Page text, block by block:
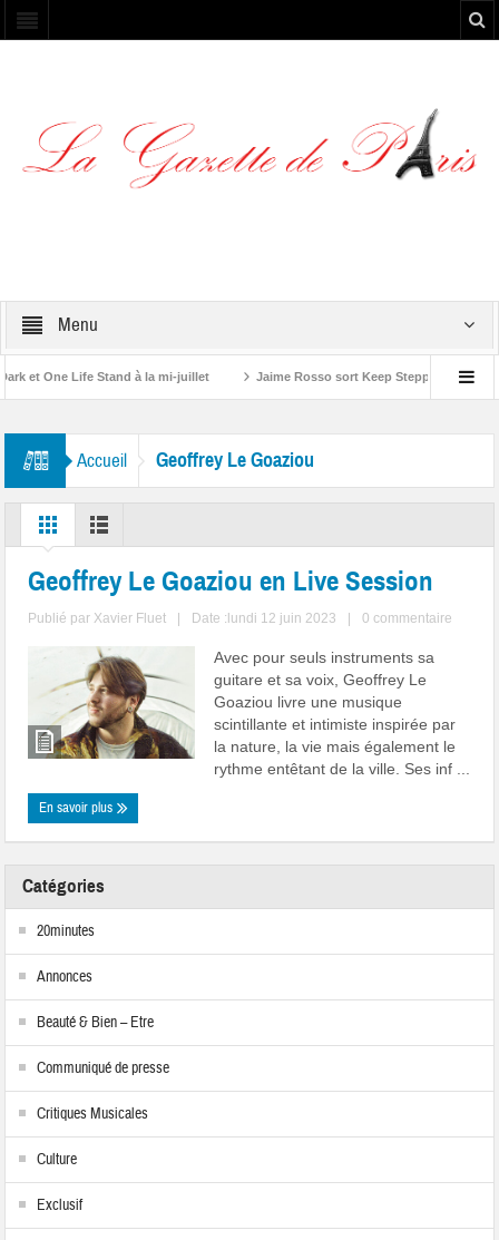
Menu
et One Life Stand à la mi-juillet Jaime Rosso sort Keep Stepping, son
Accueil Geoffrey Le Goaziou
Geoffrey Le Goaziou en Live Session
Publié par Xavier Fluet Date :lundi 12 juin 2023 0 commentaire
Avec pour seuls instruments sa
guitare et sa voix, Geoffrey Le
Goaziou livre une musique
scintillante et intimiste inspirée par
la nature, la vie mais également le
rythme entêtant de la ville. Ses inf ...
En savoir plus
Catégories
20minutes
Annonces
Beauté & Bien – Etre
Communiqué de presse
Critiques Musicales
Culture
Exclusif